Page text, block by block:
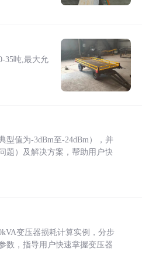
35吨,最大允
型值为-3dBm至-24dBm），并
题）及解决方案，帮助用户快
变压器损耗计算实例，分步
数，指导用户快速掌握变压器